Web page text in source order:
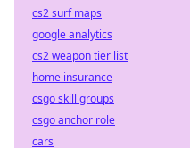
cs2 surf maps
google analytics
cs2 weapon tier list
home insurance
csgo skill groups
csgo anchor role
cars